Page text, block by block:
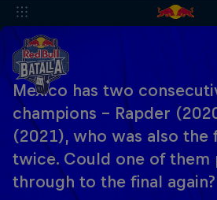
Mexico has two
champions – Rapder
(2021), who was also
twice. Could one of them
through to the final again?